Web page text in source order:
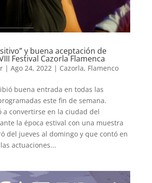
y buena aceptación de
Festival Cazorla Flamenca
| Ago 24, 2022| Cazorla, Flamenco
buena entrada en todas las
este fin de semana.
a convertirse en la ciudad del
la época estival con una muestra
del jueves al domingo y que contó en
actuaciones...